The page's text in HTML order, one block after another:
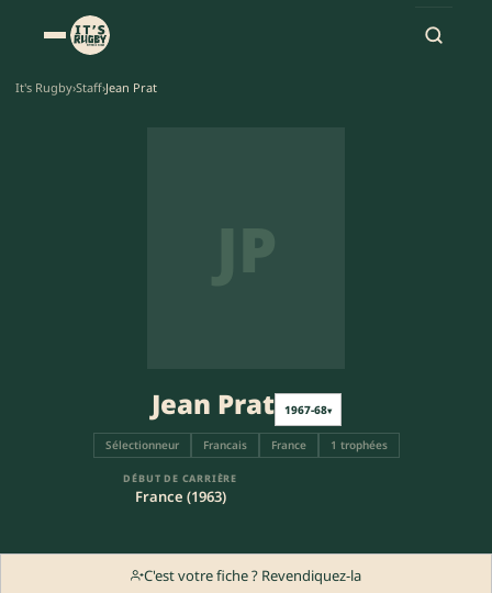
It's Rugby›Staff›Jean Prat
JP
Jean Prat 1967-68▾
Sélectionneur Francais France 1 trophées
DÉBUT DE CARRIÈRE
France (1963)
C'est votre fiche ? Revendiquez-la